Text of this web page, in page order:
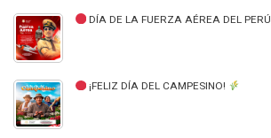
DÍA DE LA FUERZA AÉREA DEL PERÚ
¡FELIZ DÍA DEL CAMPESINO!